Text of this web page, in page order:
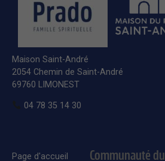
Maison Saint-André
2054 Chemin de Saint-André
69760 LIMONEST
04 78 35 14 30
Page d'accueil
Communauté du